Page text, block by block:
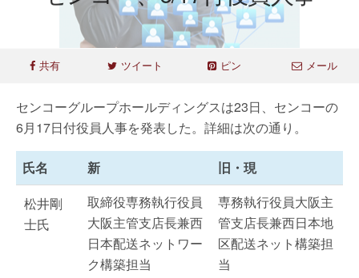
共有 ツイート ピン メール
センコーグループホールディングスは23日、センコーの
6月17日付役員人事を発表した。詳細は次の通り。
氏名 新
旧・現
松井剛
士氏
取締役専務執行役員
大阪主管支店長兼西
日本配送ネットワー
ク構築担当
専務執行役員大阪主
管支店長兼西日本地
区配送ネット構築担
当